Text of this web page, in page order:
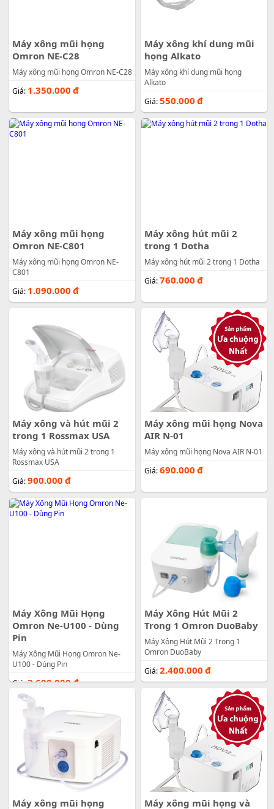
Máy xông mũi họng
Omron NE-C28
Máy xông mũi họng Omron NE-C28
Giá: 1.350.000 đ
Máy xông khí dung mũi
họng Alkato
Máy xông khí dung mũi họng
Alkato
Giá:550.000 đ
Máy xông mũi họng
Omron NE-C801
Máy xông mũi họng Omron NE-
C801
Giá: 1.090.000 đ
Máy xông hút mũi 2
trong 1 Dotha
Máy xông hút mũi 2 trong 1 Dotha
Giá:760.000 đ
Máy xông và hút mũi 2
trong 1 Rossmax USA
Máy xông và hút mũi 2 trong 1
Rossmax USA
Giá:900.000 đ
Máy xông mũi họng Nova
AIR N-01
Máy xông mũi họng Nova AIR N-01
Giá:690.000 đ
Máy Xông Mũi Họng
Omron Ne-U100 - Dùng
Pin
Máy Xông Mũi Họng Omron Ne-
U100 - Dùng Pin
Giá:3.600.000đ
Máy Xông Hút Mũi 2
Trong 1 Omron DuoBaby
Máy Xông Hút Mũi 2 Trong 1
Omron DuoBaby
Giá:2.400.000 đ
Máy xông mũi họng Máy xông mũi họng và